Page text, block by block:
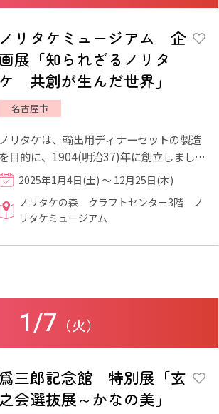
ノリタケミュージアム 企
画展「知られざるノリタ
ケ 共創が生んだ世界」
名古屋市
ノリタケは、輸出用ディナーセットの製造
を目的に、1904(明治37)年に創立しまし
。ディナーセットとは、サイズや用途が
まった食器が人数分のセ...
2025年1月4日(土) ～ 12月25日(木)
ノリタケの森 クラフトセンター3階 ノ
リタケミュージアム
1/7 （火）
爲三郎記念館 特別展「玄
之会選抜展～かなの美」